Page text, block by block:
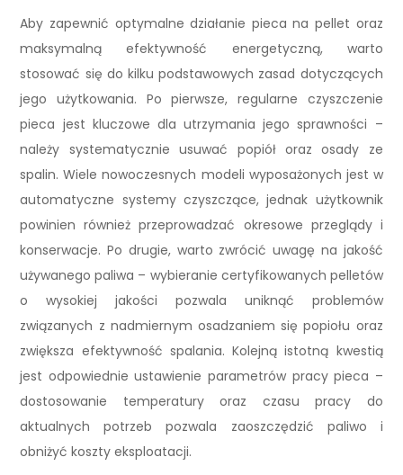
Aby zapewnić optymalne działanie pieca na pellet oraz
maksymalną efektywność energetyczną, warto
stosować się do kilku podstawowych zasad dotyczących
jego użytkowania. Po pierwsze, regularne czyszczenie
pieca jest kluczowe dla utrzymania jego sprawności –
należy systematycznie usuwać popiół oraz osady ze
spalin. Wiele nowoczesnych modeli wyposażonych jest w
automatyczne systemy czyszczące, jednak użytkownik
powinien również przeprowadzać okresowe przeglądy i
konserwacje. Po drugie, warto zwrócić uwagę na jakość
używanego paliwa – wybieranie certyfikowanych pelletów
o wysokiej jakości pozwala uniknąć problemów
związanych z nadmiernym osadzaniem się popiołu oraz
zwiększa efektywność spalania. Kolejną istotną kwestią
jest odpowiednie ustawienie parametrów pracy pieca –
dostosowanie temperatury oraz czasu pracy do
aktualnych potrzeb pozwala zaoszczędzić paliwo i
obniżyć koszty eksploatacji.